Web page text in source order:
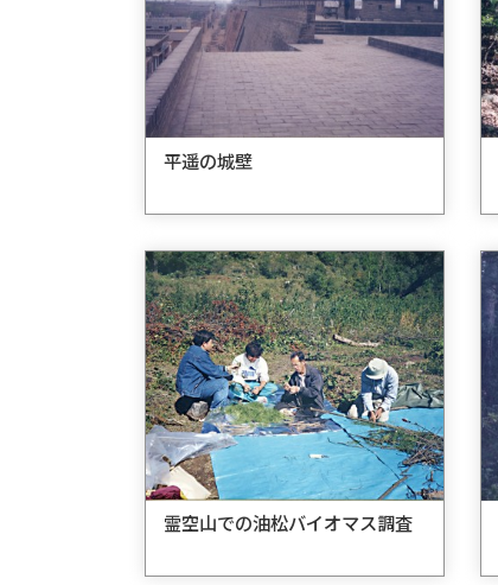
平遥の城壁
霊空山での油松バイオマス調査